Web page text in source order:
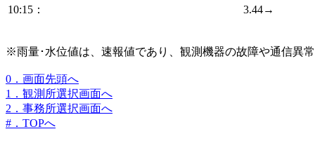
10:15：
3.44→
※雨量･水位値は、速報値であり、観測機器の故障や通信異
0．画面先頭へ
1．観測所選択画面へ
2．事務所選択画面へ
#．TOPへ